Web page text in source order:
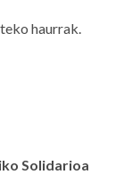
haurrak.
Solidarioa